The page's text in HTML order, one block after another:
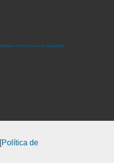
NonCommercial-ShareAlike
Política de